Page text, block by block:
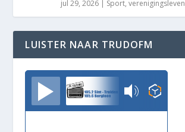
jul 29, 2026 | Sport,verenigingsleven
LUISTER NAAR TRUDOFM
TrudoFM